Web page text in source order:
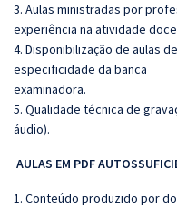
3. Aulas ministradas por
experiência na atividade
4. Disponibilização de aulas
especificidade da banca
examinadora.
5. Qualidade técnica de
áudio).
AULAS EM PDF
1. Conteúdo produzido por